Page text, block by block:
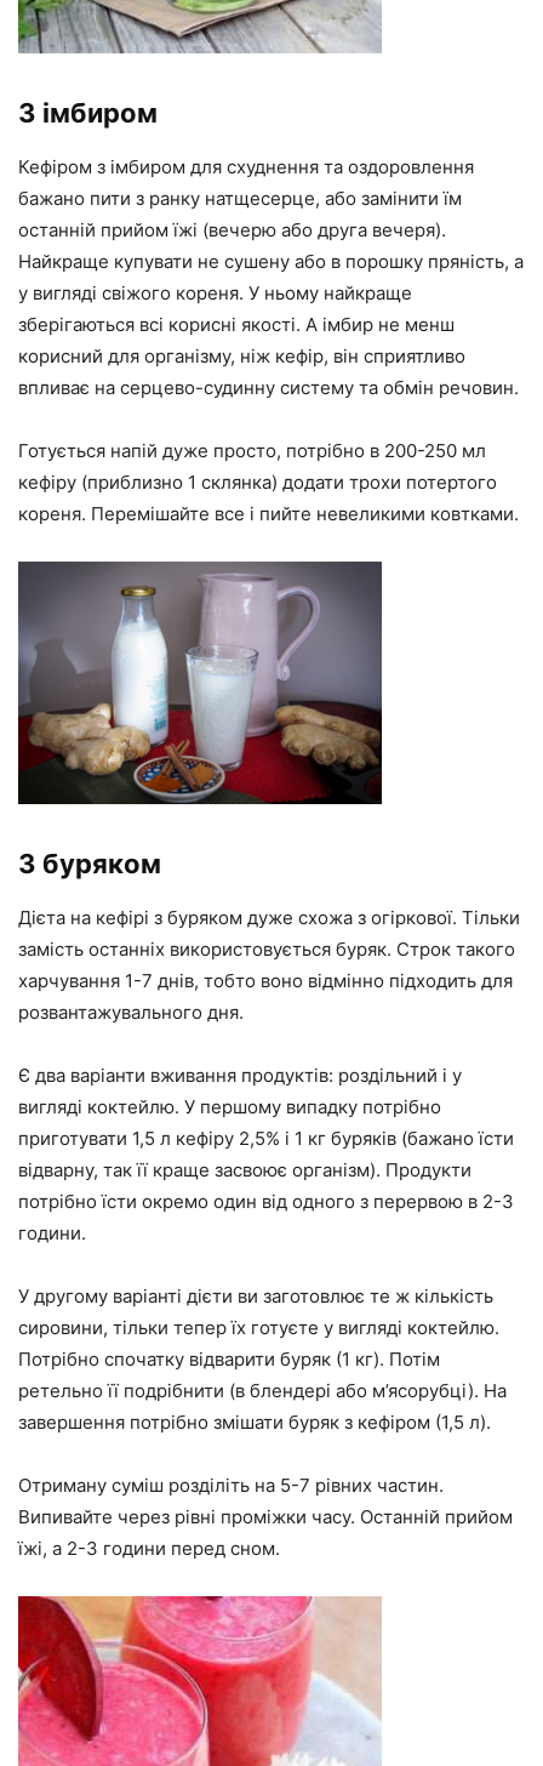
З імбиром
Кефіром з імбиром для схуднення та оздоровлення
бажано пити з ранку натщесерце, або замінити їм
останній прийом їжі (вечерю або друга вечеря).
Найкраще купувати не сушену або в порошку пряність, а
у вигляді свіжого кореня. У ньому найкраще
зберігаються всі корисні якості. А імбир не менш
корисний для організму, ніж кефір, він сприятливо
впливає на серцево-судинну систему та обмін речовин.
Готується напій дуже просто, потрібно в 200-250 мл
кефіру (приблизно 1 склянка) додати трохи потертого
кореня. Перемішайте все і пийте невеликими ковтками.
З буряком
Дієта на кефірі з буряком дуже схожа з огіркової. Тільки
замість останніх використовується буряк. Строк такого
харчування 1-7 днів, тобто воно відмінно підходить для
розвантажувального дня.
Є два варіанти вживання продуктів: роздільний і у
вигляді коктейлю. У першому випадку потрібно
приготувати 1,5 л кефіру 2,5% і 1 кг буряків (бажано їсти
відварну, так її краще засвоює організм). Продукти
потрібно їсти окремо один від одного з перервою в 2-3
години.
У другому варіанті дієти ви заготовлює те ж кількість
сировини, тільки тепер їх готуєте у вигляді коктейлю.
Потрібно спочатку відварити буряк (1 кг). Потім
ретельно її подрібнити (в блендері або м’ясорубці). На
завершення потрібно змішати буряк з кефіром (1,5 л).
Отриману суміш розділіть на 5-7 рівних частин.
Випивайте через рівні проміжки часу. Останній прийом
їжі, а 2-3 години перед сном.